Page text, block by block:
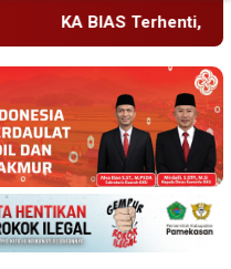
KA Ikut Terdampak, KAI